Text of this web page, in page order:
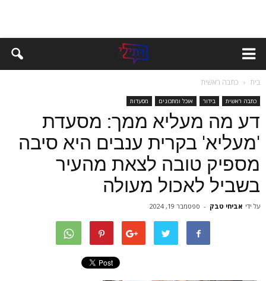
בית כתבה ראשית
כתבה ראשית בידור אוכל ומתכונים מסעדות
דע מה מעליא ממך: מסעדת
'מעליא' בקרית ענבים היא סיבה
מספיק טובה לצאת מהעיר
בשביל לאכול מעולה
על ידי אביחי טבק - ספטמבר 19, 2024